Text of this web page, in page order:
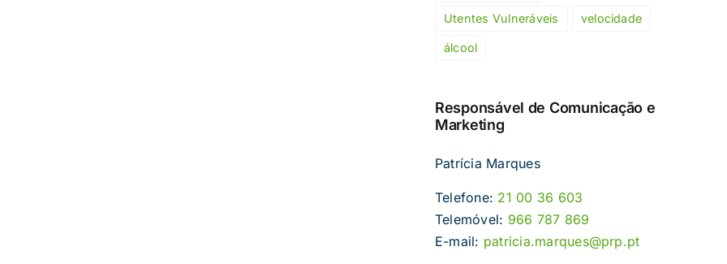
Utentes Vulneráveis velocidade
álcool
Responsável de Comunicação e
Marketing
Patrícia Marques
Telefone: 21 00 36 603
Telemóvel: 966 787 869
E-mail: patricia.marques@prp.pt